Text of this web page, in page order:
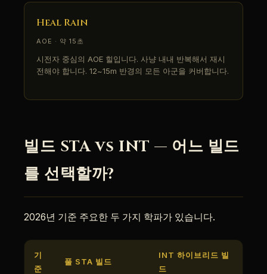
Heal Rain
AOE · 약 15초
시전자 중심의 AOE 힐입니다. 사냥 내내 반복해서 재시
전해야 합니다. 12~15m 반경의 모든 아군을 커버합니다.
빌드 STA vs INT — 어느 빌드
를 선택할까?
2026년 기준 주요한 두 가지 학파가 있습니다.
기
준
풀 STA 빌드
INT 하이브리드 빌
드